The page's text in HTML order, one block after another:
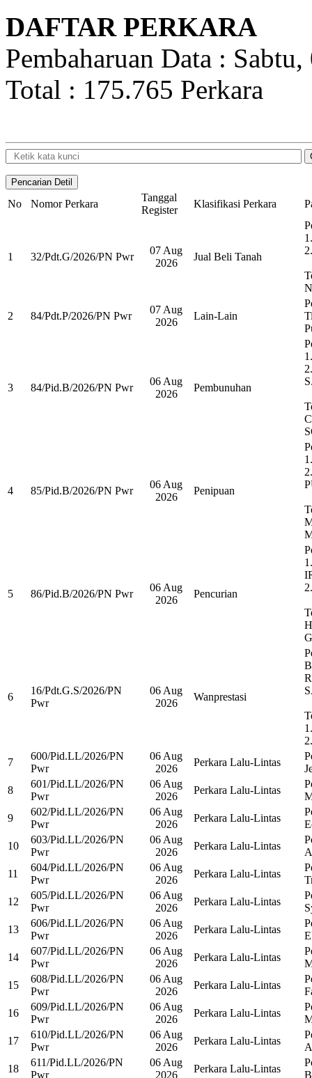
DAFTAR PERKARA
Pembaharuan Data :
Total : 175.765 Perkara
No Nomor Perkara
Tanggal
Register
Klasifikasi Perkara
1 32/Pdt.G/2026/PN Pwr
07 Aug
2026
Jual Beli Tanah
2 84/Pdt.P/2026/PN Pwr
07 Aug
2026
Lain-Lain
3 84/Pid.B/2026/PN Pwr
06 Aug
2026
Pembunuhan
4 85/Pid.B/2026/PN Pwr
06 Aug
2026
Penipuan
5 86/Pid.B/2026/PN Pwr
06 Aug
2026
Pencurian
6
16/Pdt.G.S/2026/PN
Pwr
06 Aug
2026
Wanprestasi
7
600/Pid.LL/2026/PN
Pwr
06 Aug
2026
Perkara Lalu-Lintas
8
601/Pid.LL/2026/PN
Pwr
06 Aug
2026
Perkara Lalu-Lintas
9
602/Pid.LL/2026/PN
Pwr
06 Aug
2026
Perkara Lalu-Lintas
10
603/Pid.LL/2026/PN
Pwr
06 Aug
2026
Perkara Lalu-Lintas
11
604/Pid.LL/2026/PN
Pwr
06 Aug
2026
Perkara Lalu-Lintas
12
605/Pid.LL/2026/PN
Pwr
06 Aug
2026
Perkara Lalu-Lintas
13
606/Pid.LL/2026/PN
Pwr
06 Aug
2026
Perkara Lalu-Lintas
14
607/Pid.LL/2026/PN
Pwr
06 Aug
2026
Perkara Lalu-Lintas
15
608/Pid.LL/2026/PN
Pwr
06 Aug
2026
Perkara Lalu-Lintas
16
609/Pid.LL/2026/PN
Pwr
06 Aug
2026
Perkara Lalu-Lintas
17
610/Pid.LL/2026/PN
Pwr
06 Aug
2026
Perkara Lalu-Lintas
18
611/Pid.LL/2026/PN
Pwr
06 Aug
2026
Perkara Lalu-Lintas